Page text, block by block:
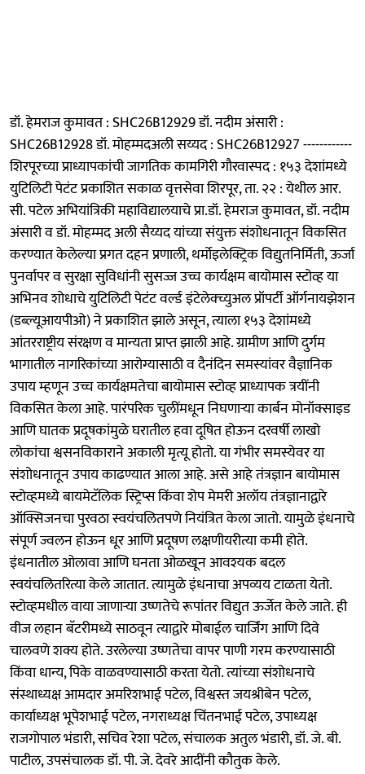
डॉ. हेमराज कुमावत : SHC26B12929 डॉ. नदीम अंसारी :
SHC26B12928 डॉ. मोहम्मदअली सय्यद : SHC26B12927 ------------
शिरपूरच्या प्राध्यापकांची जागतिक कामगिरी गौरवास्पद : १५३ देशांमध्ये
युटिलिटी पेटंट प्रकाशित सकाळ वृत्तसेवा शिरपूर, ता. २२ : येथील आर.
सी. पटेल अभियांत्रिकी महाविद्यालयाचे प्रा.डॉ. हेमराज कुमावत, डॉ. नदीम
अंसारी व डॉ. मोहम्मद अली सैय्यद यांच्या संयुक्त संशोधनातून विकसित
करण्यात केलेल्या प्रगत दहन प्रणाली, थर्मोइलेक्ट्रिक विद्युतनिर्मिती, ऊर्जा
पुनर्वापर व सुरक्षा सुविधांनी सुसज्ज उच्च कार्यक्षम बायोमास स्टोव्ह या
अभिनव शोधाचे युटिलिटी पेटंट वर्ल्ड इंटेलेक्च्युअल प्रॉपर्टी ऑर्गनायझेशन
(डब्ल्यूआयपीओ) ने प्रकाशित झाले असून, त्याला १५३ देशांमध्ये
आंतरराष्ट्रीय संरक्षण व मान्यता प्राप्त झाली आहे. ग्रामीण आणि दुर्गम
भागातील नागरिकांच्या आरोग्यासाठी व दैनंदिन समस्यांवर वैज्ञानिक
उपाय म्हणून उच्च कार्यक्षमतेचा बायोमास स्टोव्ह प्राध्यापक त्रयींनी
विकसित केला आहे. पारंपरिक चुलींमधून निघणार्‍या कार्बन मोनॉक्साइड
आणि घातक प्रदूषकांमुळे घरातील हवा दूषित होऊन दरवर्षी लाखो
लोकांचा श्वसनविकाराने अकाली मृत्यू होतो. या गंभीर समस्येवर या
संशोधनातून उपाय काढण्यात आला आहे. असे आहे तंत्रज्ञान बायोमास
स्टोव्हमध्ये बायमेटॅलिक स्ट्रिप्स किंवा शेप मेमरी अलॉय तंत्रज्ञानाद्वारे
ऑक्सिजनचा पुरवठा स्वयंचलितपणे नियंत्रित केला जातो. यामुळे इंधनाचे
संपूर्ण ज्वलन होऊन धूर आणि प्रदूषण लक्षणीयरीत्या कमी होते.
इंधनातील ओलावा आणि घनता ओळखून आवश्यक बदल
स्वयंचलितरित्या केले जातात. त्यामुळे इंधनाचा अपव्यय टाळता येतो.
स्टोव्हमधील वाया जाणार्‍या उष्णतेचे रूपांतर विद्युत ऊर्जेत केले जाते. ही
वीज लहान बॅटरीमध्ये साठवून त्याद्वारे मोबाईल चार्जिंग आणि दिवे
चालवणे शक्य होते. उरलेल्या उष्णतेचा वापर पाणी गरम करण्यासाठी
किंवा धान्य, पिके वाळवण्यासाठी करता येतो. त्यांच्या संशोधनाचे
संस्थाध्यक्ष आमदार अमरिशभाई पटेल, विश्वस्त जयश्रीबेन पटेल,
कार्याध्यक्ष भूपेशभाई पटेल, नगराध्यक्ष चिंतनभाई पटेल, उपाध्यक्ष
राजगोपाल भंडारी, सचिव रेशा पटेल, संचालक अतुल भंडारी, डॉ. जे. बी.
पाटील, उपसंचालक डॉ. पी. जे. देवरे आदींनी कौतुक केले.